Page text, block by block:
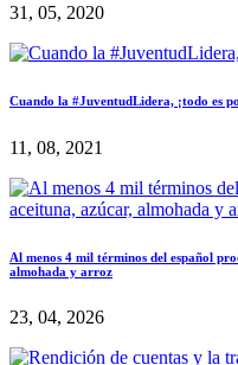
31, 05, 2020
Cuando la #JuventudLidera, ¡todo es
11, 08, 2021
Al menos 4 mil términos del español
almohada y arroz
23, 04, 2026